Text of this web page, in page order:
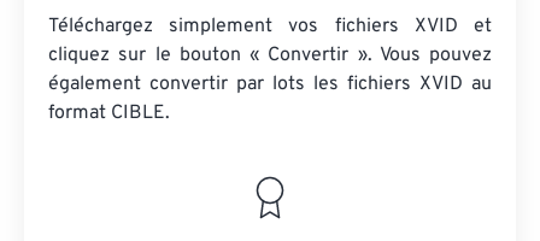
Téléchargez simplement vos fichiers XVID et
cliquez sur le bouton « Convertir ». Vous pouvez
également convertir par lots les fichiers XVID au
format CIBLE.